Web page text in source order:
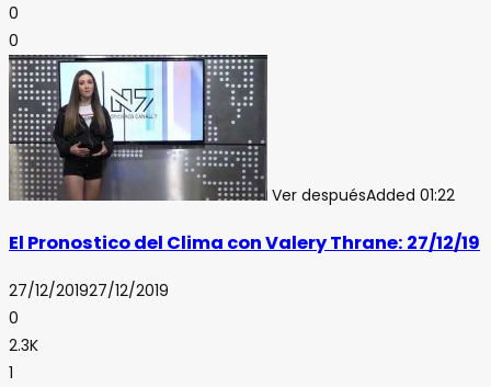
0
0
Ver despuésAdded 01:22
El Pronostico del Clima con Valery Thrane: 27/12/19
27/12/201927/12/2019
0
2.3K
1